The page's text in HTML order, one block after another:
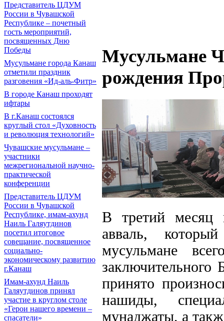
Представитель ЦДУМ
России в Чувашской
Республике – почетный
гость мероприятий,
посвященных Дню
Победы
Мусульмане города Канаш
отметили праздник
разговения «Ид-аль-Фитр»
В городе Канаш проходят
ифтары
В г.Канаш состоялся
круглый стол «Духовность
и революция технологий»
Чувашские мусульмане –
участники
межрегиональной научно-
практической
конференции
Представитель ЦДУМ
России в Чувашской
Республике, имам-ахунд
Наиль Галяутдинов
посетил итоговое
совещание, посвященное
социально-
экономическому развитию
г.Канаш
Имам-ахунд Наиль
Галяутдинов принял
участие в круглом столе
«Герои нашего времени –
спасатели»
Мусульмане
рождения
В третий месяц
авваль,
мусульмане
заключительного
принято
нашиды,
мунаджаты, а